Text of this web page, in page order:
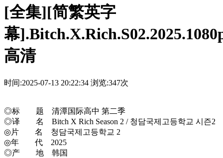
[全集][简繁英字
幕
高清
时间:2025-07-13 20:22:34 浏览:347次
◎标 题 清潭国际高中 第二季
◎译 名 Bitch X Rich Season 2 / 청담국제고등학교 시즌2
◎片 名 청담국제고등학교 2
◎年 代 2025
◎产 地 韩国